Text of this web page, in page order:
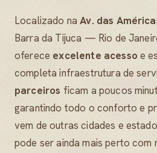
Localizado naAv. das
Barra da Tijuca — Rio de
oferece excelente acesso e
completa infraestrutura de
parceiros ficam a poucos
garantindo todo o conforto e
vem de outras cidades e
pode ser ainda mais perto com